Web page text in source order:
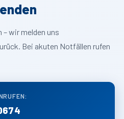
– wir melden uns
Bei akuten Notfällen rufen